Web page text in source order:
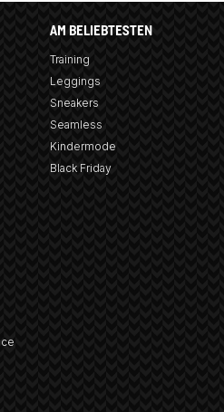
AM BELIEBTESTEN
Training
Leggings
Sneakers
Seamless
Kindermode
Black Friday